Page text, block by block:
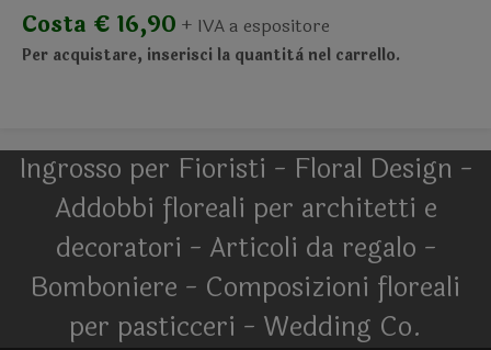
Costa € 16,90 + IVA a espositore
Per acquistare, inserisci la quantità nel carrello.
Ingrosso per Fioristi - Floral Design -
Addobbi floreali per architetti e
decoratori - Articoli da regalo -
Bomboniere - Composizioni floreali
per pasticceri - Wedding Co.